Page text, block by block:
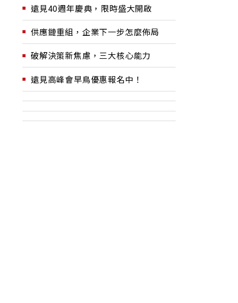
遠見40週年慶典，限時盛大開啟
供應鏈重組，企業下一步怎麼佈局
破解決策新焦慮，三大核心能力
遠見高峰會早鳥優惠報名中！